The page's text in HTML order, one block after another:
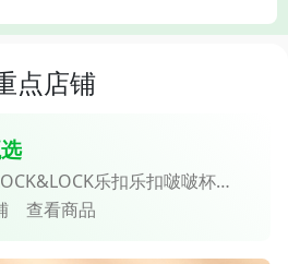
点店铺
乐扣乐扣啵啵杯
、【阿庆嫂】阳澄湖大闸
查看商品